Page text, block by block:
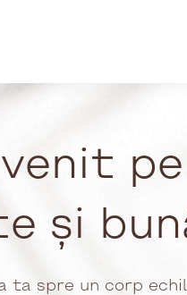
venit
și
ta spre un corp